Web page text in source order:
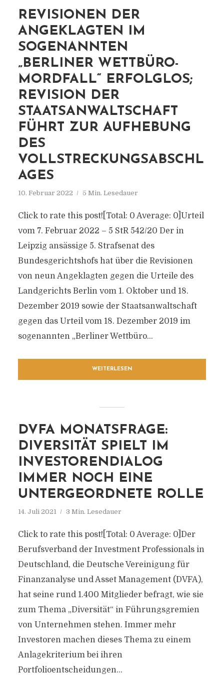
REVISIONEN DER
ANGEKLAGTEN IM
SOGENANNTEN
„BERLINER WETTBÜRO-
MORDFALL“ ERFOLGLOS;
REVISION DER
STAATSANWALTSCHAFT
FÜHRT ZUR AUFHEBUNG
DES
VOLLSTRECKUNGSABSCHL
AGES
10. Februar 2022 5 Min. Lesedauer
Click to rate this post![Total: 0 Average: 0]Urteil
vom 7. Februar 2022 – 5 StR 542/20 Der in
Leipzig ansässige 5. Strafsenat des
Bundesgerichtshofs hat über die Revisionen
von neun Angeklagten gegen die Urteile des
Landgerichts Berlin vom 1. Oktober und 18.
Dezember 2019 sowie der Staatsanwaltschaft
gegen das Urteil vom 18. Dezember 2019 im
sogenannten „Berliner Wettbüro...
WEITERLESEN
DVFA MONATSFRAGE:
DIVERSITÄT SPIELT IM
INVESTORENDIALOG
IMMER NOCH EINE
UNTERGEORDNETE ROLLE
14. Juli 2021 3 Min. Lesedauer
Click to rate this post![Total: 0 Average: 0]Der
Berufsverband der Investment Professionals in
Deutschland, die Deutsche Vereinigung für
Finanzanalyse und Asset Management (DVFA),
hat seine rund 1.400 Mitglieder befragt, wie sie
zum Thema „Diversität“ in Führungsgremien
von Unternehmen stehen. Immer mehr
Investoren machen dieses Thema zu einem
Anlagekriterium bei ihren
Portfolioentscheidungen...